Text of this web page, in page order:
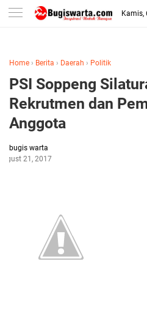
-->
Kamis,
Home › Berita › Daerah › Politik
PSI Soppeng
Rekrutmen dan
Anggota
bugis warta
21, 2017